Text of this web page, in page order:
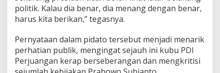
politik. Kalau dia benar, dia menang dengan benar,
harus kita berikan,” tegasnya.
Pernyataan dalam pidato tersebut menjadi menarik
perhatian publik, mengingat sejauh ini kubu PDI
Perjuangan kerap berseberangan dan mengkritisi